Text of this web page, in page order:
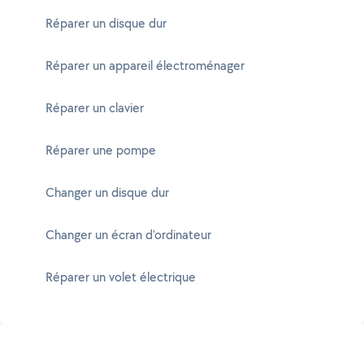
Réparer un disque dur
Réparer un appareil électroménager
Réparer un clavier
Réparer une pompe
Changer un disque dur
Changer un écran d'ordinateur
Réparer un volet électrique